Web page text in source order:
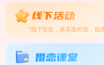
“线下交友，真实面对面，促